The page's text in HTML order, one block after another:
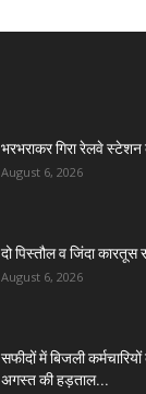
भरभराकर गिरा रेलवे स्टेशन
August 6, 2026
दो पिस्तौल व जिंदा कारतूस
August 6, 2026
सफीदों में बिजली
अगस्त की हड़ताल...